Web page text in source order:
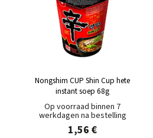
Nongshim CUP Shin Cup hete
instant soep 68g
Op voorraad binnen 7
werkdagen na bestelling
1,56 €